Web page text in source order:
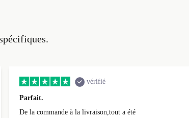
vérifié
Parfait.
De la commande à la livraison,tout a été